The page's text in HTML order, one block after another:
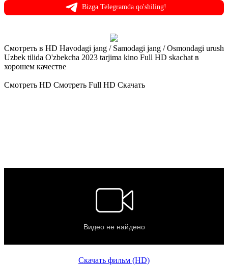
Bizga Telegramda qo'shiling!
Смотреть в HD Havodagi jang / Samodagi jang / Osmondagi urush
Uzbek tilida O'zbekcha 2023 tarjima kino Full HD skachat в
хорошем качестве
Смотреть HD Смотреть Full HD Скачать
Скачать фильм (HD)